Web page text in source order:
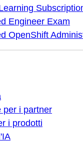
Engineer Exam
OpenShift
per i partner
i prodotti